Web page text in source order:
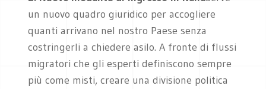
un nuovo quadro giuridico per accogliere
quanti arrivano nel nostro Paese senza
costringerli a chiedere asilo. A fronte di flussi
migratori che gli esperti definiscono sempre
più come misti, creare una divisione politica